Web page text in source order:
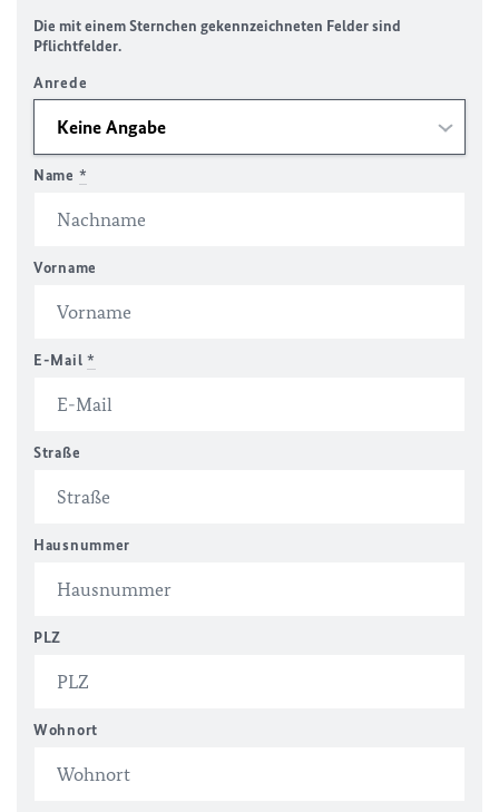
Die mit einem Sternchen gekennzeichneten Felder sind
Pflichtfelder.
Anrede
Name *
Vorname
E-Mail *
Straße
Hausnummer
PLZ
Wohnort